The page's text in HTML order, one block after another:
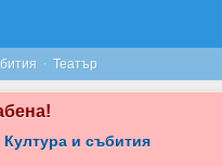
· Театър
и събития